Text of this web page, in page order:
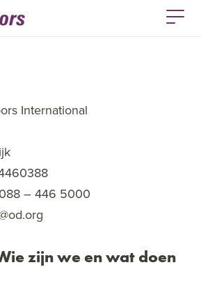
International
– 446 5000
zijn we en wat doen